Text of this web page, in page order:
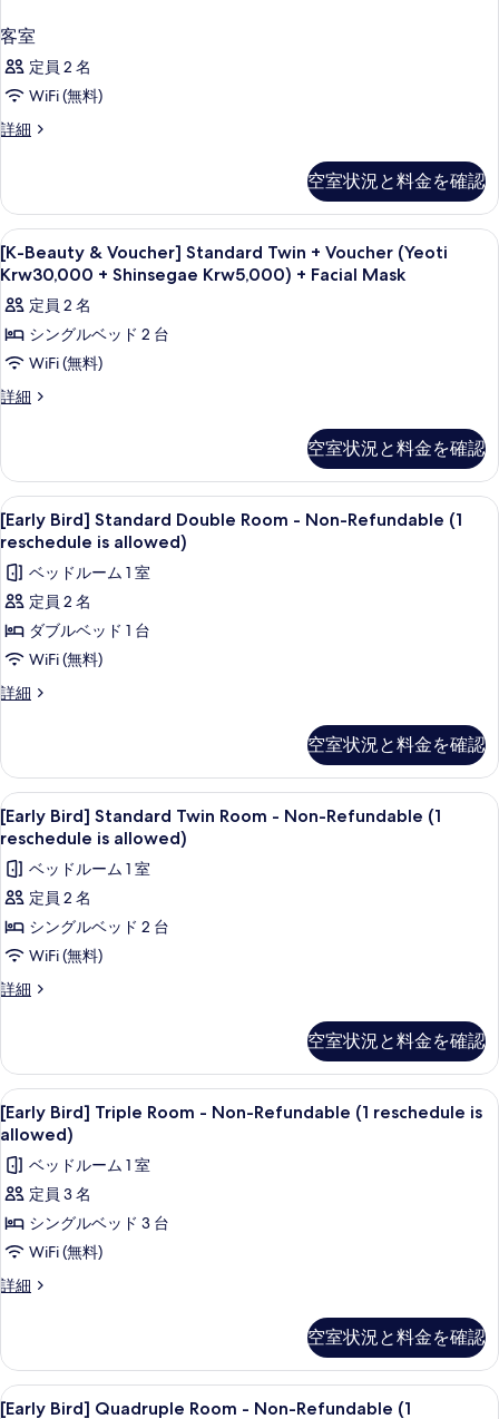
客室
定員 2 名
WiFi (無料)
詳細
客
細
空室状況と料金を確認
[K-
Beauty
&
Voucher]
Standard
Twin
+
Krw30,000
+
Shinsegae
Krw5,000)
+
Facial
Mask
の
す
べ
の
写
真
を
表
示
す
る
セーフティボックス (室内)、デスク
7
[K-Beauty & Voucher] Standard Twin + Voucher (Yeoti
Krw30,000 + Shinsegae Krw5,000) + Facial Mask
定員 2 名
シングルベッド 2 台
WiFi (無料)
詳細
[K-
Standard
Twin
+
Voucher
Krw30,000
+
Shinsegae
Krw5,000)
+
Mask
空室状況と料金を確認
[Early
Bird]
Standard
Double
Room
-
Non-
Refundable
is
allowed)
の
す
べ
て
の
写
真
示
す
る
セーフティボックス (室内)、デスク
7
[Early Bird] Standard Double Room - Non-Refundable (1
reschedule is allowed)
ベッドルーム 1 室
定員 2 名
ダブルベッド 1 台
WiFi (無料)
詳細
[Early
Room
Non-
Refundable
reschedule
is
allowed)
の
詳
空室状況と料金を確認
[Early
Bird]
Standard
Twin
Room
-
Non-
Refundable
is
allowed)
の
す
べ
て
の
写
真
示
す
セーフティボックス (室内)、デスク
5
[Early Bird] Standard Twin Room - Non-Refundable (1
reschedule is allowed)
ベッドルーム 1 室
定員 2 名
シングルベッド 2 台
WiFi (無料)
詳細
[Early
Room
Non-
Refundable
reschedule
is
allowed)
の
詳
空室状況と料金を確認
[Early
Bird]
Triple
Room
-
Non-
Refundable
(1
allowed)
の
す
セーフティボックス (室内)、デスク
5
[Early Bird] Triple Room - Non-Refundable (1 reschedule is
allowed)
ベッドルーム 1 室
定員 3 名
シングルベッド 3 台
WiFi (無料)
詳細
[Early
-
Non-
Refundable
空室状況と料金を確認
[Early
セーフティボックス (室内)、デスク
5
[Early Bird] Quadruple Room - Non-Refundable (1